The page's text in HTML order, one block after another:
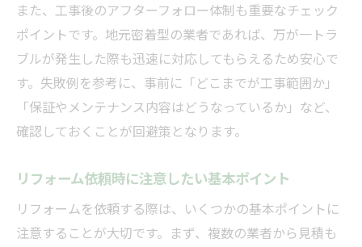
信頼できるリフォーム業者の見極め方
口コミや評判で分かる業者選びのコツ
実績豊富なリフォーム業者の選定基準
現地調査があるリフォーム業者の安心感
トラブル回避のための業者選びポイント
また、工事後のアフターフォロー体制も重要なチェック
ポイントです。地元密着型の業者であれば、万が一トラ
ブルが発生した際も迅速に対応してもらえるため安心で
す。失敗例を参考に、事前に「どこまでが工事範囲か」
「保証やメンテナンス内容はどうなっているか」など、
確認しておくことが回避策となります。
リフォーム依頼時に注意したい基本ポイント
リフォームを依頼する際は、いくつかの基本ポイントに
注意することが大切です。まず、複数の業者から見積も